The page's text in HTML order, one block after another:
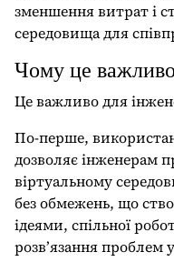
зменшення витрат і
середовища для
Чому це
Це важливо для
По-перше,
дозволяє інженерам
віртуальному
без обмежень, що
ідеями, спільної
розв’язання проблем